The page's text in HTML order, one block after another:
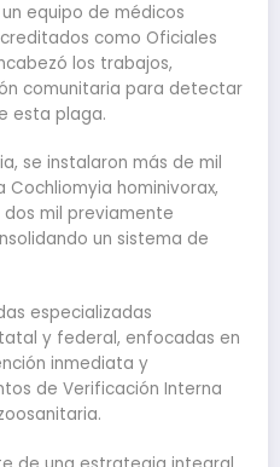
equipo de médicos
como Oficiales
los trabajos,
comunitaria para detectar
esta plaga.
se instalaron más de mil
hominivorax,
mil previamente
un sistema de
especializadas
y federal, enfocadas en
inmediata y
de Verificación Interna